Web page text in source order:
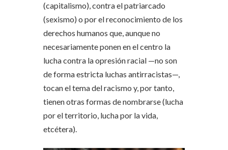
(capitalismo), contra el patriarcado
(sexismo) o por el reconocimiento de los
derechos humanos que, aunque no
necesariamente ponen en el centro la
lucha contra la opresión racial —no son
de forma estricta luchas antirracistas—,
tocan el tema del racismo y, por tanto,
tienen otras formas de nombrarse (lucha
por el territorio, lucha por la vida,
etcétera).